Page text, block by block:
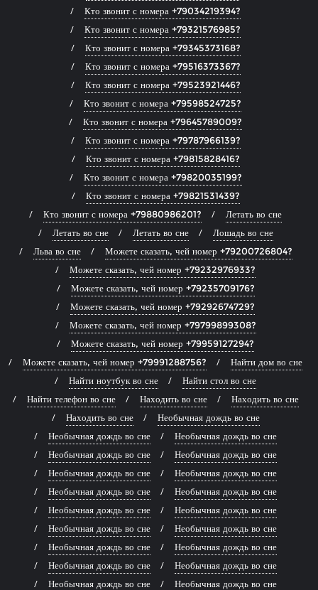
Кто звонит с номера +79034219394?
Кто звонит с номера +79321576985?
Кто звонит с номера +79345373168?
Кто звонит с номера +79516373367?
Кто звонит с номера +79523921446?
Кто звонит с номера +79598524725?
Кто звонит с номера +79645789009?
Кто звонит с номера +79787966139?
Кто звонит с номера +79815828416?
Кто звонит с номера +79820035199?
Кто звонит с номера +79821531439?
Кто звонит с номера +79880986201?
Летать во сне
Летать во сне
Летать во сне
Лошадь во сне
Льва во сне
Можете сказать, чей номер +79200726804?
Можете сказать, чей номер +79232976933?
Можете сказать, чей номер +79235709176?
Можете сказать, чей номер +79292674729?
Можете сказать, чей номер +79799899308?
Можете сказать, чей номер +79959127294?
Можете сказать, чей номер +79991288756?
Найти дом во сне
Найти ноутбук во сне
Найти стол во сне
Найти телефон во сне
Находить во сне
Находить во сне
Находить во сне
Необычная дождь во сне
Необычная дождь во сне
Необычная дождь во сне
Необычная дождь во сне
Необычная дождь во сне
Необычная дождь во сне
Необычная дождь во сне
Необычная дождь во сне
Необычная дождь во сне
Необычная дождь во сне
Необычная дождь во сне
Необычная дождь во сне
Необычная дождь во сне
Необычная дождь во сне
Необычная дождь во сне
Необычная дождь во сне
Необычная дождь во сне
Необычная дождь во сне
Необычная дождь во сне